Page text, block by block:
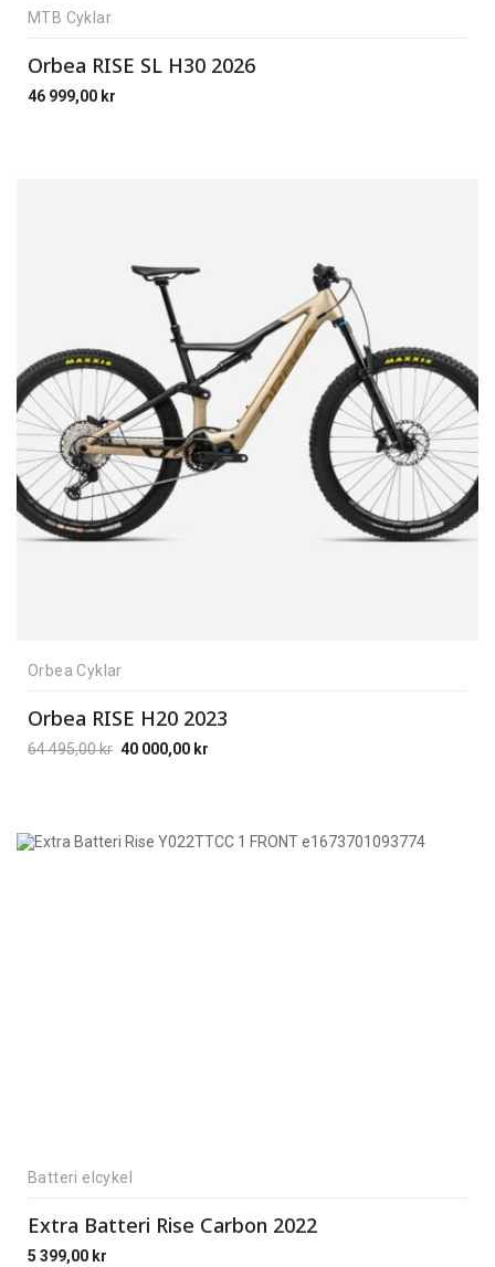
MTB Cyklar
Orbea RISE SL H30 2026
46 999,00 kr
Orbea Cyklar
Orbea RISE H20 2023
64 495,00kr 40 000,00 kr
Batteri elcykel
Extra Batteri Rise Carbon 2022
5 399,00 kr